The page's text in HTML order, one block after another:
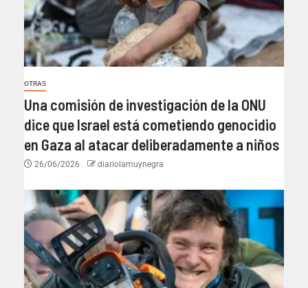
OTRAS
Una comisión de investigación de la ONU
dice que Israel está cometiendo genocidio
en Gaza al atacar deliberadamente a niños
26/06/2026 diariolamuynegra